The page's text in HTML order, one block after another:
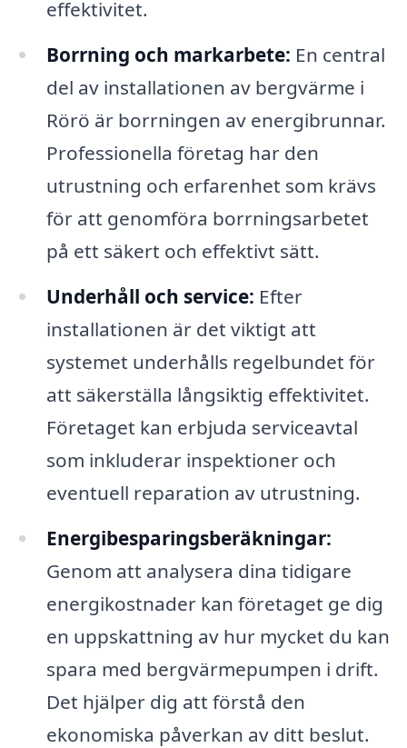
effektivitet.
Borrning och markarbete: En central
del av installationen av bergvärme i
Rörö är borrningen av energibrunnar.
Professionella företag har den
utrustning och erfarenhet som krävs
för att genomföra borrningsarbetet
på ett säkert och effektivt sätt.
Underhåll och service: Efter
installationen är det viktigt att
systemet underhålls regelbundet för
att säkerställa långsiktig effektivitet.
Företaget kan erbjuda serviceavtal
som inkluderar inspektioner och
eventuell reparation av utrustning.
Energibesparingsberäkningar:
Genom att analysera dina tidigare
energikostnader kan företaget ge dig
en uppskattning av hur mycket du kan
spara med bergvärmepumpen i drift.
Det hjälper dig att förstå den
ekonomiska påverkan av ditt beslut.